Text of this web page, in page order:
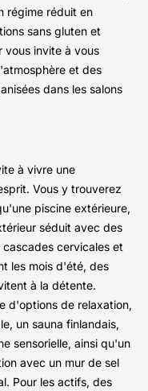
régime réduit en
sans gluten et
vous invite à vous
et des
dans les salons
à vivre une
Vous y trouverez
piscine extérieure,
séduit avec des
cervicales et
les mois d'été, des
à la détente.
d'options de relaxation,
un sauna finlandais,
sensorielle, ainsi qu'un
avec un mur de sel
Pour les actifs, des